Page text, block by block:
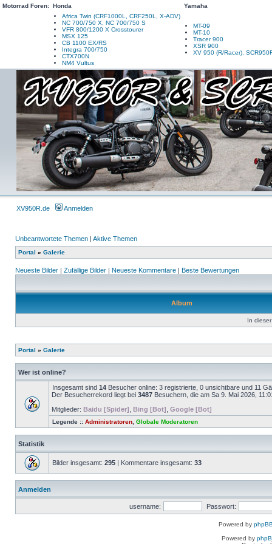
Motorrad Foren: Honda
Yamaha
Africa Twin (CRF1000L, CRF250L, X-ADV)
NC 700/750 X, NC 700/750 S
VFR 800/1200 X Crosstourer
MSX 125
CB 1100 EX/RS
Integra 700/750
CTX700N
NM4 Vultus
MT-09
MT-10
Tracer 900
XSR 900
XV 950 (R/Racer),
XV950R.de Anmelden
Unbeantwortete Themen | Aktive Themen
Portal » Galerie
Neueste Bilder | Zufällige Bilder | Neueste Kommentare | Beste Bewertungen
Album
In
Portal » Galerie
Wer ist online?
Insgesamt sind 14 Besucher online: 3 registrierte, 0 unsichtbare und 11
Der Besucherrekord liegt bei 3487 Besuchern, die am Sa 9. Mai 2026,
Mitglieder: Baidu [Spider] Bing [Bot] Google [Bot]
Legende :: Administratoren Globale Moderatoren
Statistik
Bilder insgesamt: 295 | Kommentare insgesamt: 33
Anmelden
username: Passwort:
Powered by
Powered by